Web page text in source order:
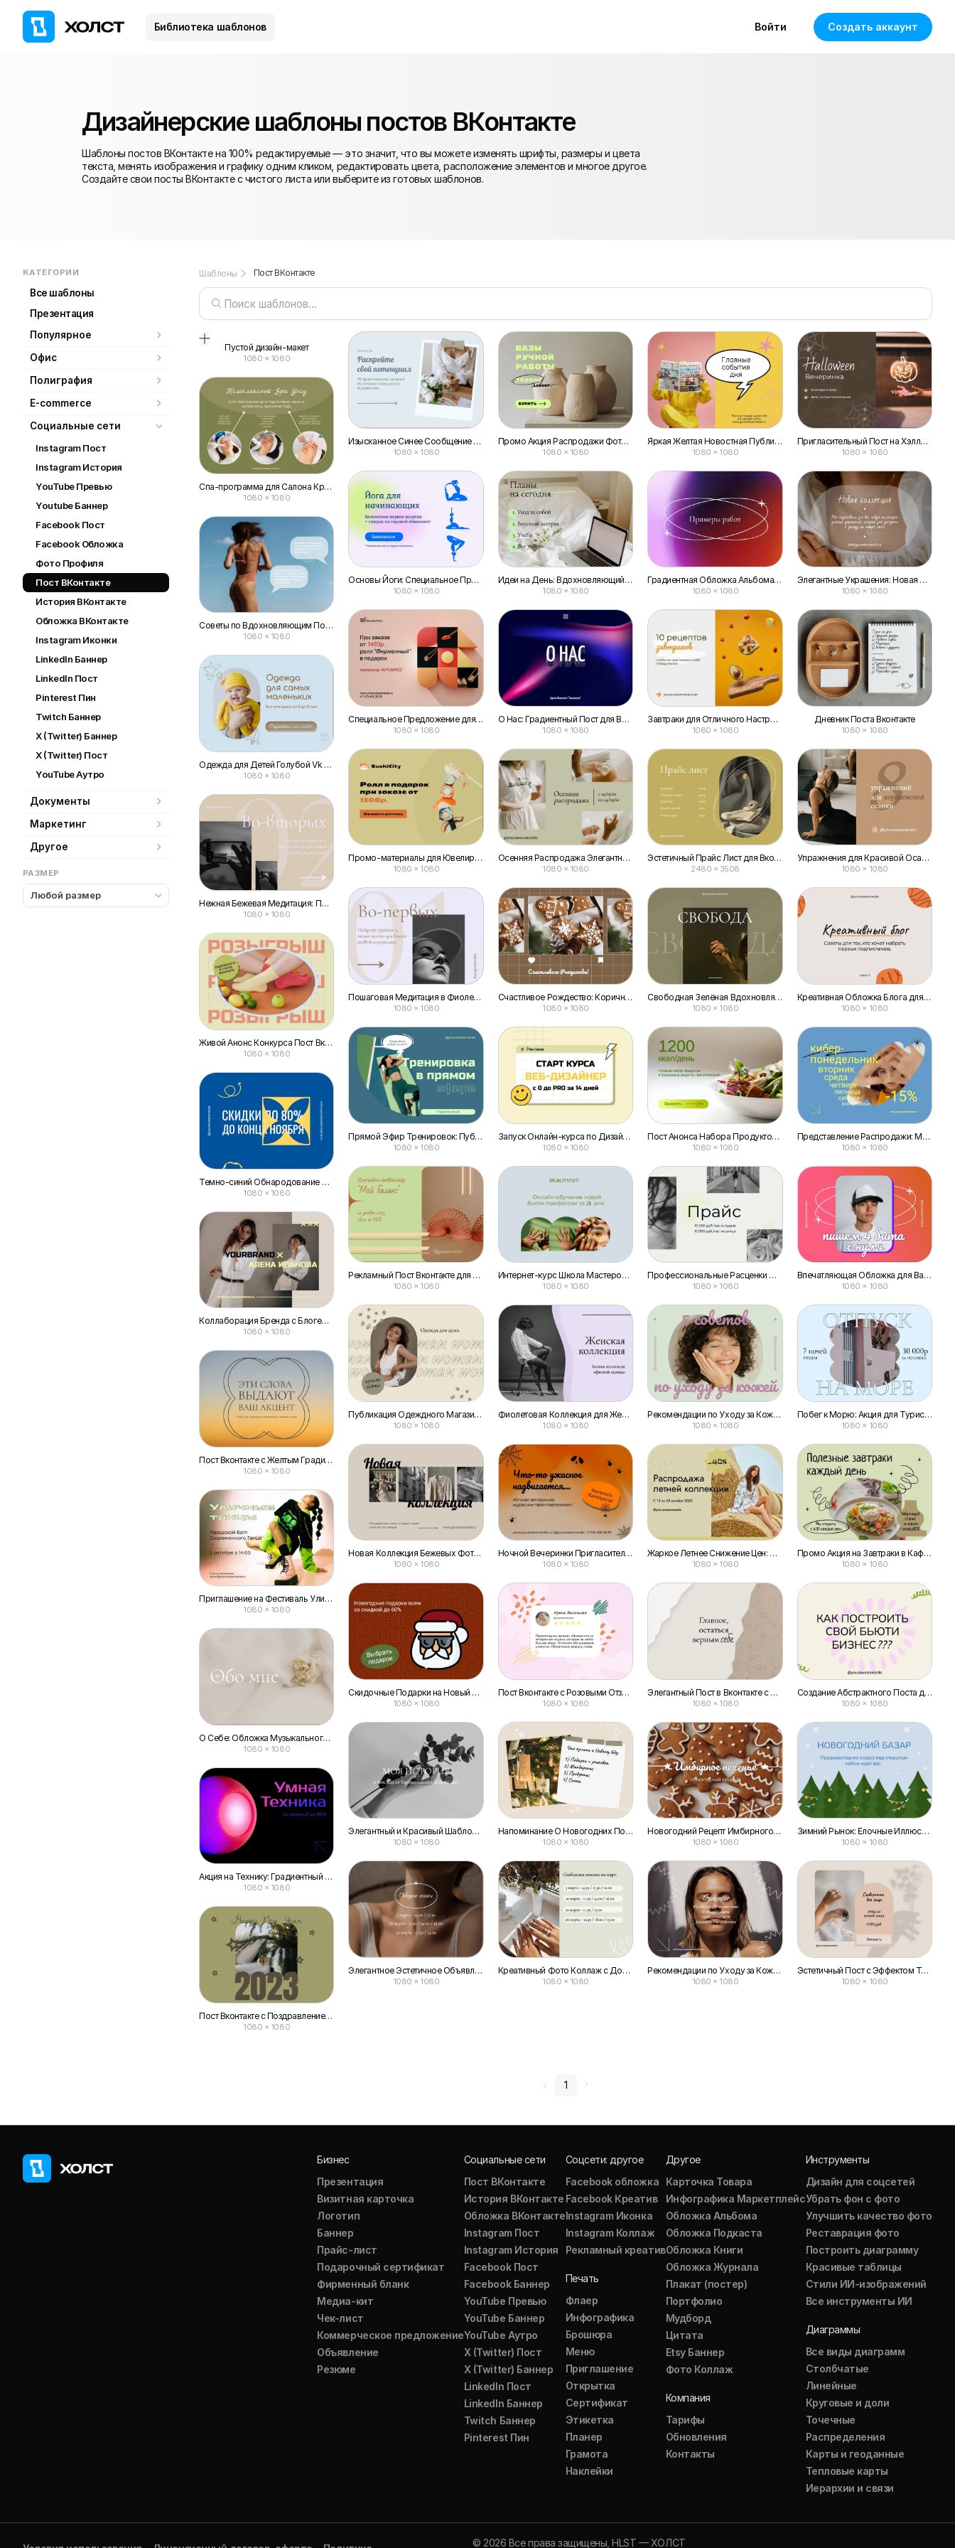
Библиотека шаблонов Войти Создать аккаунт
Дизайнерские шаблоны постов ВКонтакте
Шаблоны постов ВКонтакте на 100% редактируемые — это значит, что вы можете изменять шрифты, размеры и цвета
текста, менять изображения и графику одним кликом, редактировать цвета, расположение элементов и многое другое.
Создайте свои посты ВКонтакте с чистого листа или выберите из готовых шаблонов.
КАТЕГОРИИ
Все шаблоны
Презентация
Популярное
Офис
Полиграфия
E-commerce
Социальные сети
Instagram Пост
Instagram История
YouTube Превью
Youtube Баннер
Facebook Пост
Facebook Обложка
Фото Профиля
Пост ВКонтакте
История ВКонтакте
Обложка ВКонтакте
Instagram Иконки
LinkedIn Баннер
LinkedIn Пост
Pinterest Пин
Twitch Баннер
X (Twitter) Баннер
X (Twitter) Пост
YouTube Аутро
Документы
Маркетинг
Другое
РАЗМЕР
Любой размер
Шаблоны Пост ВКонтакте
Пустой дизайн-макет
1080 × 1080
Спа-программа для Салона Красоты Пост Vk
1080 × 1080
Советы по Вдохновляющим Постам в Сообщениях Вконтакте
1080 × 1080
Одежда для Детей Голубой Vk Пост
1080 × 1080
Нежная Бежевая Медитация: Пошаговые Советы для Постов Вконтакте
1080 × 1080
Живой Анонс Конкурса Пост Вконтакте
1080 × 1080
Темно-синий Обнародование Скидок для Вконтакте
1080 × 1080
Коллаборация Бренда с Блогером Пост Vk
1080 × 1080
Пост Вконтакте с Желтым Градиентом для Обложки
1080 × 1080
Приглашение на Фестиваль Уличных Танцев – Пост для Вконтакте
1080 × 1080
О Себе: Обложка Музыкального Альбома для Поста Вконтакте
1080 × 1080
Акция на Технику: Градиентный Дизайн на Темном Фоне для Поста Вконтакте
1080 × 1080
Пост Вконтакте с Поздравлением к Рождеству в Зелёной Палитре
1080 × 1080
Изысканное Синее Сообщение для Вконтакте
1080 × 1080
Основы Йоги: Специальное Предложение! Публикация для Вконтакте
1080 × 1080
Специальное Предложение для Доставки Постов Вконтакте
1080 × 1080
Промо-материалы для Ювелирных Роллов: Визуализация Вконтакте
1080 × 1080
Пошаговая Медитация в Фиолетовых Оттенках для Публикации в Вконтакте
1080 × 1080
Прямой Эфир Тренировок: Публикация Вконтакте
1080 × 1080
Рекламный Пост Вконтакте для Промоции Онлайн-вебинара
1080 × 1080
Публикация Одеждного Магазина в Вконтакте с Промо-дизайном
1080 × 1080
Новая Коллекция Бежевых Фотоколлажей — Пост для Вконтакте
1080 × 1080
Скидочные Подарки на Новый Год для Всех — Публикация Вконтакте
1080 × 1080
Элегантный и Красивый Шаблон Публикации Вконтакте в Черно-белой Гаме
1080 × 1080
Элегантное Эстетичное Объявление О Доступных Временных Окошках на Прием Вконтакте
1080 × 1080
Промо Акция Распродажи Фото Пост Vk
1080 × 1080
Идеи на День: Вдохновляющий Пост для Вконтакте
1080 × 1080
О Нас: Градиентный Пост для Вконтакте
1080 × 1080
Осенняя Распродажа Элегантный Пост Vk
1080 × 1080
Счастливое Рождество: Коричневые Печенья для Поста Вконтакте
1080 × 1080
Запуск Онлайн-курса по Дизайну: Публикация Вконтакте
1080 × 1080
Интернет-курс Школа Мастеров в Формате Поста для Вк
1080 × 1080
Фиолетовая Коллекция для Женщин: Пост Вконтакте
1080 × 1080
Ночной Вечеринки Пригласительный Пост для Вконтакте
1080 × 1080
Пост Вконтакте с Розовыми Отзывами О Товаре
1080 × 1080
Напоминание О Новогодних Покупках: Фотоколлаж для Поста в Вконтакте
1080 × 1080
Креативный Фото Коллаж с Доступными Датами для Публикаций в Вконтакте
1080 × 1080
Яркая Желтая Новостная Публикация Vk
1080 × 1080
Градиентная Обложка Альбома: Примеры Работ для Постов Вконтакте
1080 × 1080
Завтраки для Отличного Настроения: Рецепты Здоровья для Поста Вконтакте
1080 × 1080
Эстетичный Прайс Лист для Вконтакте
2480 × 3508
Свободная Зелёная Вдохновляющая Запись Вконтакте
1080 × 1080
Пост Анонса Набора Продуктов для Вконтакте
1080 × 1080
Профессиональные Расценки Фотографа в Черно-белом Стиле для Поста Вконтакте
1080 × 1080
Рекомендации по Уходу за Кожей: Нежная Публикация для Вконтакте
1080 × 1080
Жаркое Летнее Снижение Цен: Желтый Пост для Вконтакте
1080 × 1080
Элегантный Пост в Вконтакте с Классической Цитатой
1080 × 1080
Новогодний Рецепт Имбирного Печенья для Поста Вконтакте
1080 × 1080
Рекомендации по Уходу за Кожей: Фотоколлаж для Поста Вконтакте
1080 × 1080
Пригласительный Пост на Хэллоуин Вечеринку для Вконтакте
1080 × 1080
Элегантные Украшения: Новая Коллекция для Постов Вконтакте
1080 × 1080
Дневник Поста Вконтакте
1080 × 1080
Упражнения для Красивой Осанки Пост Vk
1080 × 1080
Креативная Обложка Блога для Постов Вконтакте
1080 × 1080
Представление Распродажи: Модерн в Синем и Неоновом Дизайне для Поста Вконтакте
1080 × 1080
Впечатляющая Обложка для Вашего Поста Вконтакте
1080 × 1080
Побег к Морю: Акция для Туристов — Встречайте Пост Вконтакте
1080 × 1080
Промо Акция на Завтраки в Кафе Публикация Vk
1080 × 1080
Создание Абстрактного Поста для Вконтакте: Пошаговое Руководство по Бизнесу
1080 × 1080
Зимний Рынок: Елочные Иллюстрации для Поста Вконтакте
1080 × 1080
Эстетичный Пост с Эффектом Тени для Вконтакте
1080 × 1080
1
Бизнес
Презентация
Визитная карточка
Логотип
Баннер
Прайс-лист
Подарочный сертификат
Фирменный бланк
Медиа-кит
Чек-лист
Коммерческое предложение
Объявление
Резюме
Социальные сети
Пост ВКонтакте
История ВКонтакте
Обложка ВКонтакте
Instagram Пост
Instagram История
Facebook Пост
Facebook Баннер
YouTube Превью
YouTube Баннер
YouTube Аутро
X (Twitter) Пост
X (Twitter) Баннер
LinkedIn Пост
LinkedIn Баннер
Twitch Баннер
Pinterest Пин
Соцсети: другое
Facebook обложка
Facebook Креатив
Instagram Иконка
Instagram Коллаж
Рекламный креатив
Печать
Флаер
Инфографика
Брошюра
Меню
Приглашение
Открытка
Сертификат
Этикетка
Планер
Грамота
Наклейки
Другое
Карточка Товара
Инфографика Маркетплейс
Обложка Альбома
Обложка Подкаста
Обложка Книги
Обложка Журнала
Плакат (постер)
Портфолио
Мудборд
Цитата
Etsy Баннер
Фото Коллаж
Компания
Тарифы
Обновления
Контакты
Инструменты
Дизайн для соцсетей
Убрать фон с фото
Улучшить качество фото
Реставрация фото
Построить диаграмму
Красивые таблицы
Стили ИИ-изображений
Все инструменты ИИ
Диаграммы
Все виды диаграмм
Столбчатые
Линейные
Круговые и доли
Точечные
Распределения
Карты и геоданные
Тепловые карты
Иерархии и связи
© 2026 Все права защищены, HLST — ХОЛСТ